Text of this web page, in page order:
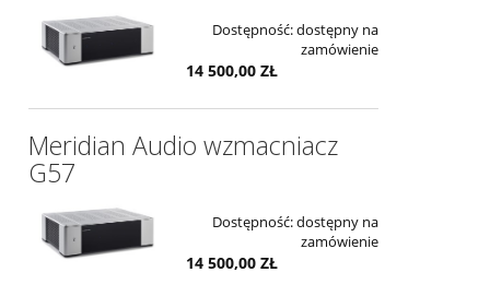
Dostępność:dostępny na
zamówienie
14 500,00 ZŁ
Meridian Audio wzmacniacz
G57
Dostępność:dostępny na
zamówienie
14 500,00 ZŁ